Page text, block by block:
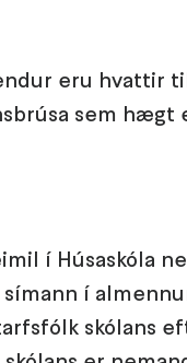
eru hvattir
sem hægt
í Húsaskóla
í
skólans